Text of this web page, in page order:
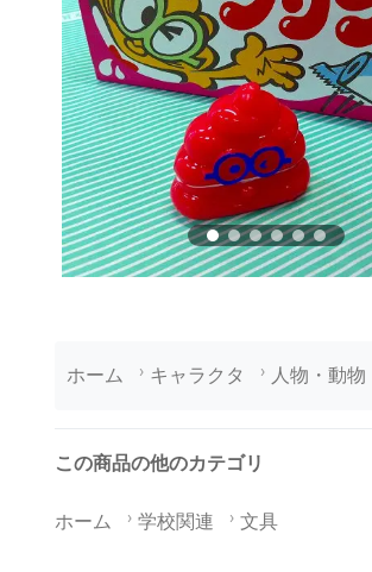
ホーム キャラクタ 人物・動物
この商品の他のカテゴリ
ホーム 学校関連 文具